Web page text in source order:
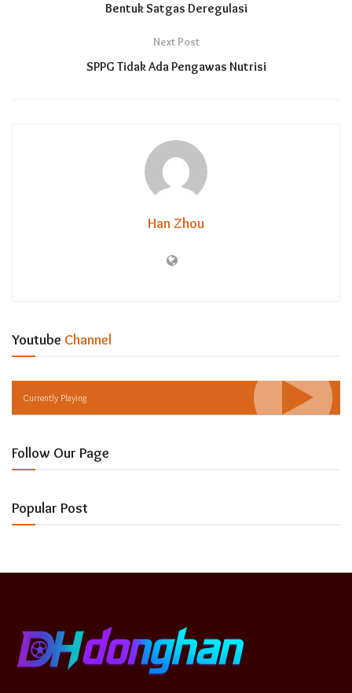
Bentuk Satgas Deregulasi
Next Post
SPPG Tidak Ada Pengawas Nutrisi
Han Zhou
Youtube Channel
Currently Playing
Follow Our Page
Popular Post